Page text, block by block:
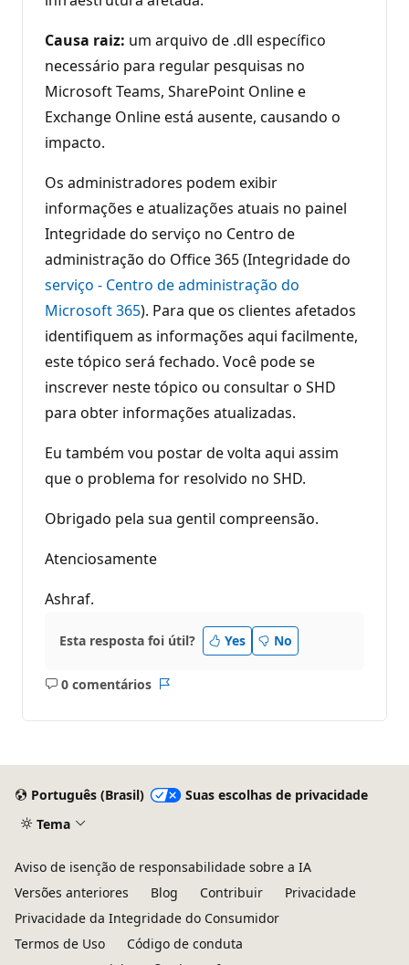
Causa raiz: um arquivo de .dll específico
necessário para regular pesquisas no
Microsoft Teams, SharePoint Online e
Exchange Online está ausente, causando o
impacto.
Os administradores podem exibir
informações e atualizações atuais no painel
Integridade do serviço no Centro de
administração do Office 365 (Integridade do
serviço - Centro de administração do
Microsoft 365). Para que os clientes afetados
identifiquem as informações aqui facilmente,
este tópico será fechado. Você pode se
inscrever neste tópico ou consultar o SHD
para obter informações atualizadas.
Eu também vou postar de volta aqui assim
que o problema for resolvido no SHD.
Obrigado pela sua gentil compreensão.
Atenciosamente
Ashraf.
Esta resposta foi útil? Yes No
0 comentários
Sem
Português (Brasil)
Suas escolhas de privacidade
Tema
Aviso de isenção de responsabilidade sobre a IA
Versões anteriores
Blog Contribuir
Privacidade
Privacidade da Integridade do Consumidor
Termos de Uso
Código de conduta